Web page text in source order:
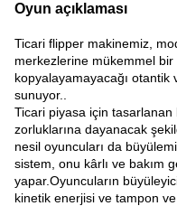
Oyun açıklaması
Ticari flipper makinemiz,
merkezlerine mükemmel bir
kopyalayamayacağı
sunuyor..
Ticari piyasa için tasarlanan
zorluklarına dayanacak
nesil oyuncuları da
sistem, onu kârlı ve bakım
yapar.Oyuncuların
kinetik enerjisi ve tampon